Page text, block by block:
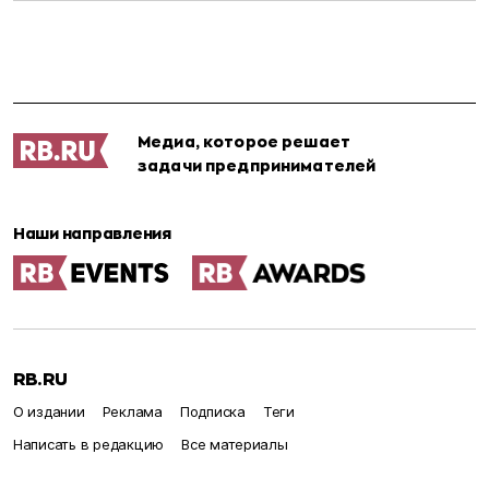
Медиа, которое решает
задачи предпринимателей
Наши направления
RB.RU
О издании Реклама Подписка
Теги
Написать в редакцию
Все материалы